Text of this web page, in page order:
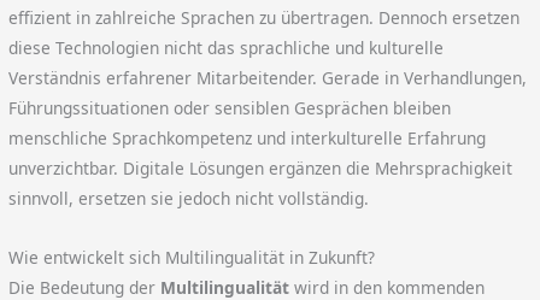
effizient in zahlreiche Sprachen zu übertragen. Dennoch ersetzen
diese Technologien nicht das sprachliche und kulturelle
Verständnis erfahrener Mitarbeitender. Gerade in Verhandlungen,
Führungssituationen oder sensiblen Gesprächen bleiben
menschliche Sprachkompetenz und interkulturelle Erfahrung
unverzichtbar. Digitale Lösungen ergänzen die Mehrsprachigkeit
sinnvoll, ersetzen sie jedoch nicht vollständig.
Wie entwickelt sich Multilingualität in Zukunft?
Die Bedeutung der Multilingualität wird in den kommenden